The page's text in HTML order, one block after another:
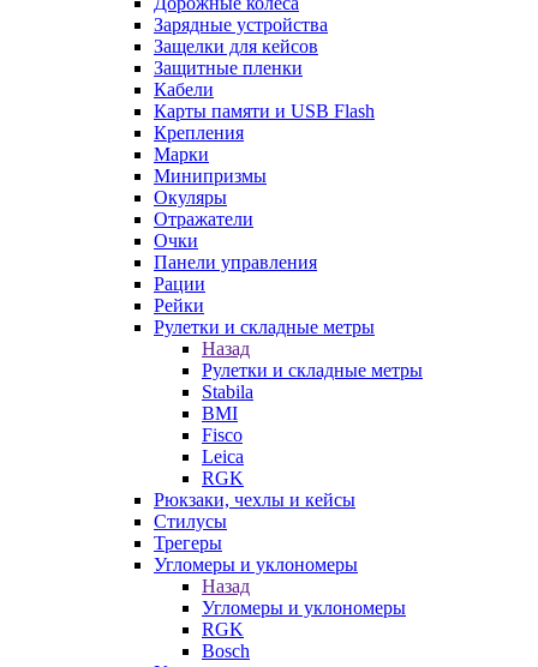
Зарядные устройства
Защелки для кейсов
Защитные пленки
Кабели
Карты памяти и USB Flash
Крепления
Марки
Минипризмы
Окуляры
Отражатели
Очки
Панели управления
Рации
Рейки
Рулетки и складные метры
Назад
Рулетки и складные метры
Stabila
BMI
Fisco
Leica
RGK
Рюкзаки, чехлы и кейсы
Стилусы
Трегеры
Угломеры и уклономеры
Назад
Угломеры и уклономеры
RGK
Bosch